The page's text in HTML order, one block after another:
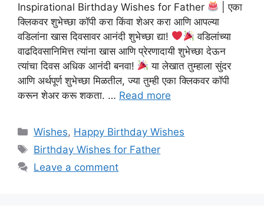
Inspirational Birthday Wishes for Father
| एका
क्लिकवर शुभेच्छा कॉपी करा किंवा शेअर करा आणि आपल्या
वडिलांना खास दिवसावर आनंदी शुभेच्छा द्या!
वडिलांच्या
वाढदिवसानिमित्त त्यांना खास आणि प्रेरणादायी शुभेच्छा देऊन
त्यांचा दिवस अधिक आनंदी बनवा!
या लेखात तुम्हाला सुंदर
आणि अर्थपूर्ण शुभेच्छा मिळतील, ज्या तुम्ही एका क्लिकवर कॉपी
करून शेअर करू शकता. … Read more
Categories
Wishes, Happy Birthday Wishes
Tags
Birthday Wishes for Father
Leave a comment